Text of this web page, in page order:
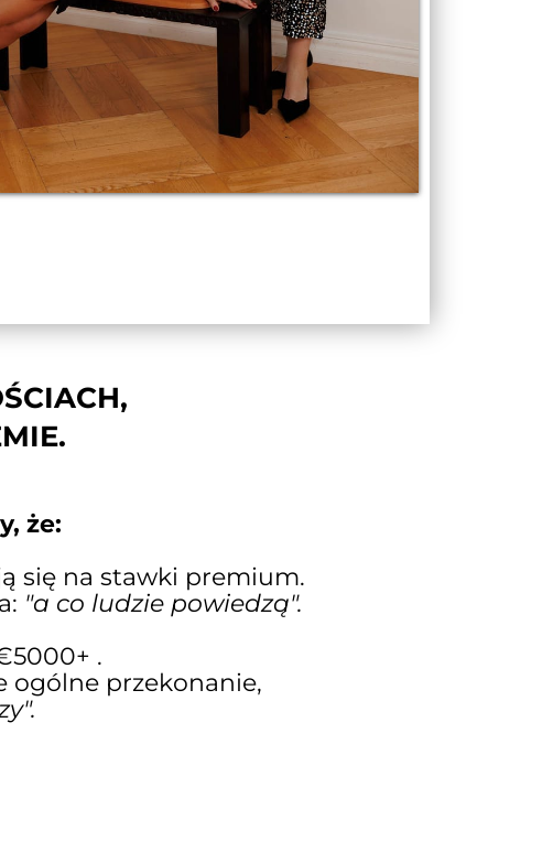
że:
się na stawki premium.
"a co ludzie powiedzą".
.
ogólne przekonanie,